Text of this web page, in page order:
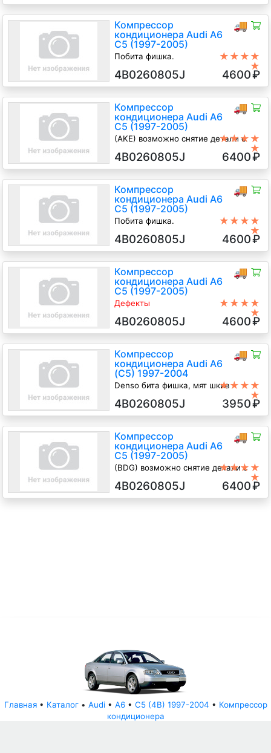
🚚
Компрессор
кондиционера Audi A6
C5 (1997-2005)
Побита фишка.
★★★★
★
4B0260805J 4600₽
🚚
Компрессор
кондиционера Audi A6
C5 (1997-2005)
(AKE) возможно снятие детали с
2.5 TD Дизель, 2002
★★★★
★
4B0260805J 6400₽
🚚
Компрессор
кондиционера Audi A6
C5 (1997-2005)
Побита фишка.
★★★★
★
4B0260805J 4600₽
🚚
Компрессор
кондиционера Audi A6
C5 (1997-2005)
Дефекты
наличие дефекта
2.5 TD Дизель, 2003
★★★★
★
4B0260805J 4600₽
🚚
Компрессор
кондиционера Audi A6
(C5) 1997-2004
Denso бита фишка, мят шкив
Универсал, синий, 2003 г.в.
★★★★
★
4B0260805J 3950₽
🚚
Компрессор
кондиционера Audi A6
C5 (1997-2005)
(BDG) возможно снятие детали с
2.5 TD Дизель, 2003
★★★★
★
4B0260805J 6400₽
Главная• Каталог• Audi• A6• C5 (4B) 1997-2004 • Компрессор
кондиционера